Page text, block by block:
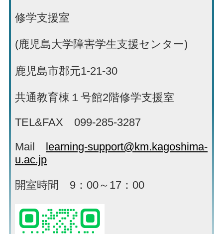
修学支援室
(鹿児島大学障害学生支援センター)
鹿児島市郡元1-21-30
共通教育棟１号館2階修学支援室
TEL&FAX 099-285-3287
Mail learning-support@km.kagoshima-
u.ac.jp
開室時間 9：00～17：00